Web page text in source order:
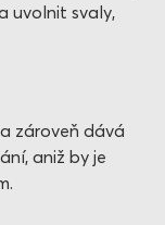
uvolnit svaly,
zároveň dává
aniž by je